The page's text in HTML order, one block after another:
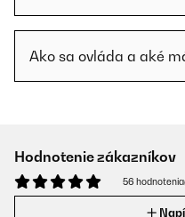
Ako sa ovláda a aké
Hodnotenie zákazníkov
56